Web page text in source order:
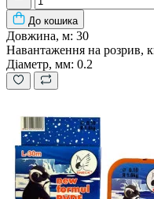
До кошика
Довжина, м: 30
Навантаження на розрив,
Діаметр, мм: 0.2